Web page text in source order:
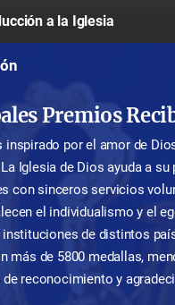
a la Iglesia
Premios
inspirado por el amor de
La Iglesia de Dios ayuda a su
con sincerosservicios
el individualismo y el
de distintos
más de 5800 medallas,
reconocimiento y